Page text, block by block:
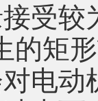
受
的矩
电